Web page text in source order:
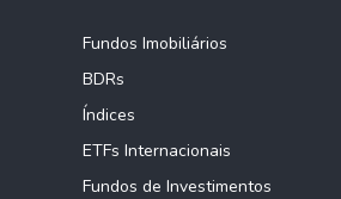
Fundos Imobiliários
BDRs
Índices
ETFs Internacionais
Fundos de Investimentos